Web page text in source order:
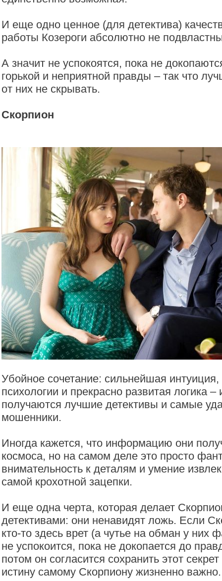
И еще одно ценное (для детектива)
работы Козероги абсолютно не
А значит не успокоятся, пока не
горькой и неприятной правды – так что
от них не скрывать.
Скорпион
Убойное сочетание: сильнейшая интуиция,
психологии и прекрасно развитая логика
получаются лучшие детективы и самые
мошенники.
Иногда кажется, что информацию они
космоса, но на самом деле это просто
внимательность к деталям и умение
самой крохотной зацепки.
И еще одна черта, которая делает
детективами: они ненавидят ложь. Если
кто-то здесь врет (а чутье на обман у них
не успокоится, пока не докопается до
потом он согласится сохранить этот
истину самому Скорпиону жизненно важно.